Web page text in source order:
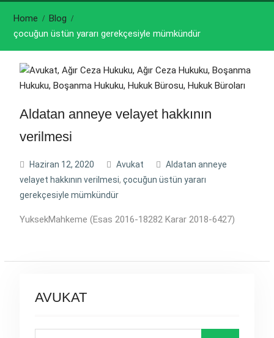
Home
Blog
çocuğun üstün yararı gerekçesiyle mümkündür
Aldatan anneye velayet hakkının
verilmesi
Haziran 12, 2020 Avukat
Aldatan anneye
velayet hakkının verilmesi, çocuğun üstün yararı
gerekçesiyle mümkündür
YuksekMahkeme (Esas 2016-18282 Karar 2018-6427)
AVUKAT